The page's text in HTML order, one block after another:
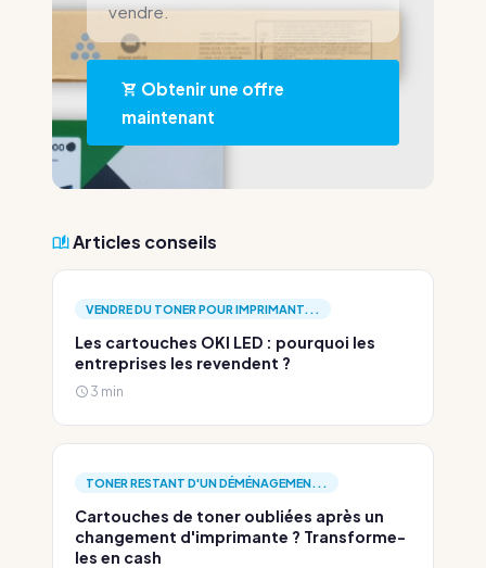
vendre.
Obtenir une offre
maintenant
Articles conseils
VENDRE DU TONER POUR IMPRIMANT...
Les cartouches OKI LED : pourquoi les
entreprises les revendent ?
3 min
TONER RESTANT D'UN DÉMÉNAGEMEN...
Cartouches de toner oubliées après un
changement d'imprimante ? Transforme-
les en cash